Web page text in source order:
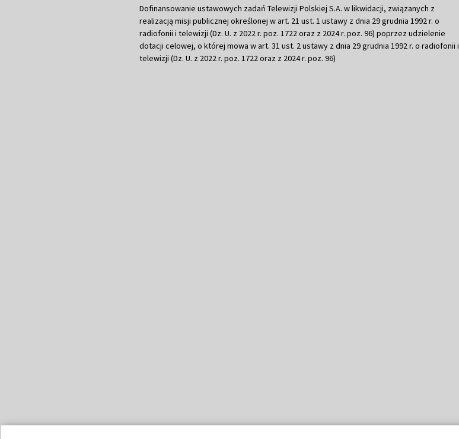
Dofinansowanie ustawowych zadań Telewizji Polskiej S.A. w likwidacji, związanych z
realizacją misji publicznej określonej w art. 21 ust. 1 ustawy z dnia 29 grudnia 1992 r. o
radiofonii i telewizji (Dz. U. z 2022 r. poz. 1722 oraz z 2024 r. poz. 96) poprzez udzielenie
dotacji celowej, o której mowa w art. 31 ust. 2 ustawy z dnia 29 grudnia 1992 r. o radiofonii i
telewizji (Dz. U. z 2022 r. poz. 1722 oraz z 2024 r. poz. 96)